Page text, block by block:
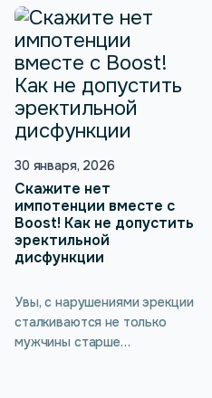
Нередко с этим
сталкиваются мужчины
после операций на
предстательной железе,
мочевом пузыре или других
органах малого таза.
Разберёмся, почему
возникает недержание после
операций, какие […]
30 января, 2026
Скажите нет
импотенции вместе с
Boost! Как не допустить
эректильной
дисфункции
Увы, с нарушениями эрекции
сталкиваются не только
мужчины старше